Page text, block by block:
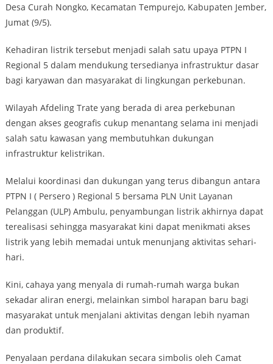
Desa Curah Nongko, Kecamatan Tempurejo, Kabupaten Jember,
Jumat (9/5).
Kehadiran listrik tersebut menjadi salah satu upaya PTPN I
Regional 5 dalam mendukung tersedianya infrastruktur dasar
bagi karyawan dan masyarakat di lingkungan perkebunan.
Wilayah Afdeling Trate yang berada di area perkebunan
dengan akses geografis cukup menantang selama ini menjadi
salah satu kawasan yang membutuhkan dukungan
infrastruktur kelistrikan.
Melalui koordinasi dan dukungan yang terus dibangun antara
PTPN I ( Persero ) Regional 5 bersama PLN Unit Layanan
Pelanggan (ULP) Ambulu, penyambungan listrik akhirnya dapat
terealisasi sehingga masyarakat kini dapat menikmati akses
listrik yang lebih memadai untuk menunjang aktivitas sehari-
hari.
Kini, cahaya yang menyala di rumah-rumah warga bukan
sekadar aliran energi, melainkan simbol harapan baru bagi
masyarakat untuk menjalani aktivitas dengan lebih nyaman
dan produktif.
Penyalaan perdana dilakukan secara simbolis oleh Camat